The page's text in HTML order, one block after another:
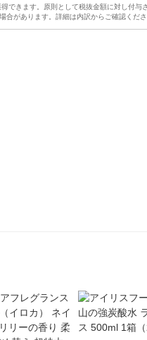
できます。原則として税抜金額に対し付与
合があります。詳細は内訳からご確認くださ